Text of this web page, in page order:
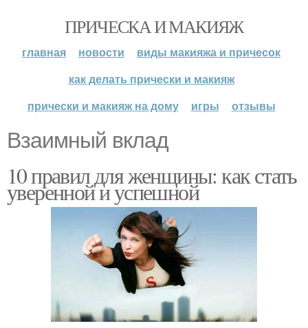
ПРИЧЕСКА И МАКИЯЖ
главная новости
виды макияжа и причесок
как делать прически и макияж
прически и макияж на дому
игры отзывы
Взаимный вклад
10 правил для женщины: как стать
уверенной и успешной